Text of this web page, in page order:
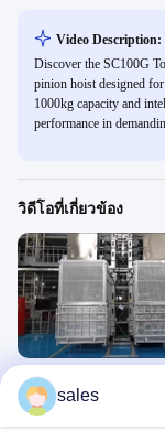
Video Description:
Discover the SC100G
pinion hoist designed
1000kg capacity and
performance in
วิดีโอที่เกี่ยวข้อง
เครื่องยกผู้โดยสารและวัส
อาคารสูงสูง ทดสอบสําหรับ
รอกอาคาร
sales